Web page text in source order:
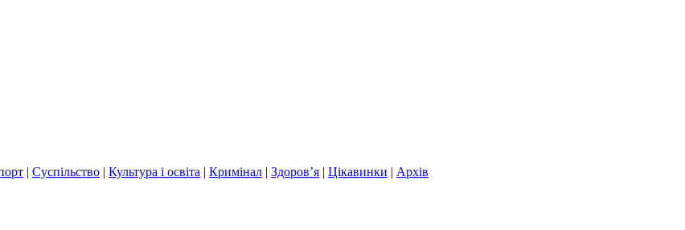
| Суспільство | Культура і освіта | Кримінал | Здоров’я | Цікавинки | Архів